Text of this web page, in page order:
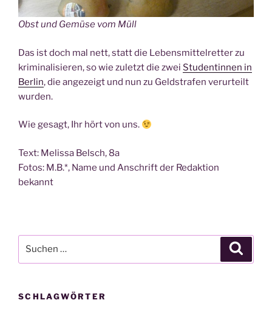
Obst und Gemü­se vom Müll
Das ist doch mal nett, statt die Lebens­mit­tel­ret­ter zu
kri­mi­na­li­sie­ren, so wie zuletzt die zwei Stu­den­tin­nen in
Ber­lin, die ange­zeigt und nun zu Geld­stra­fen ver­ur­teilt
wurden.
Wie gesagt, Ihr hört von uns.
Text: Melis­sa Belsch, 8a
Fotos: M.B.*, Name und Anschrift der Redak­ti­on
bekannt
nach:
SCHLAGWÖRTER